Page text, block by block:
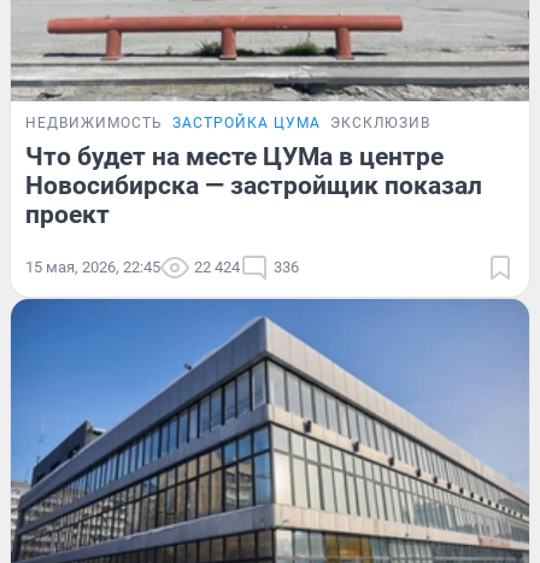
НЕДВИЖИМОСТЬ ЗАСТРОЙКА ЦУМА ЭКСКЛЮЗИВ
Что будет на месте ЦУМа в центре
Новосибирска — застройщик показал
проект
15 мая, 2026, 22:45 22 424 336